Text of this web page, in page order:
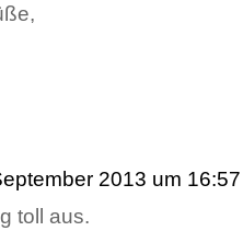
2013 um 16:57
toll aus.